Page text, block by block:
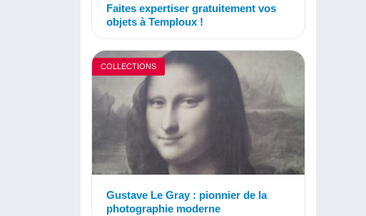
Faites expertiser gratuitement vos
objets à Temploux !
COLLECTIONS
Gustave Le Gray : pionnier de la
photographie moderne